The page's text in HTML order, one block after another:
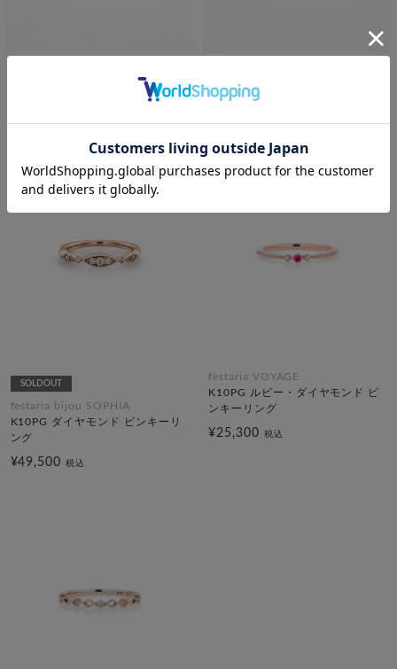
K10PG ダイヤモンド・ルビー ピ
ング
SOLDOUT
festaria bijou SOPHIA
K10PG ダイヤモンド ピンキーリ
ング
¥49,500税込
festaria VOYAGE
K10PG ルビー・ダイヤモンド ピ
ンキーリング
¥25,300 税込